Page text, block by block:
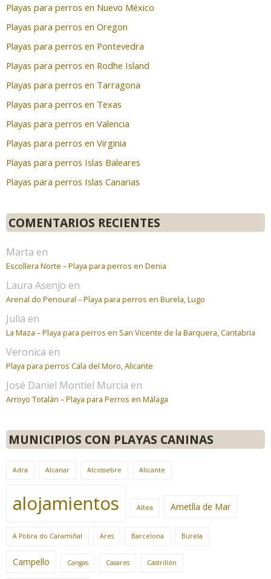
Playas para perros en Nuevo México
Playas para perros en Oregon
Playas para perros en Pontevedra
Playas para perros en Rodhe Island
Playas para perros en Tarragona
Playas para perros en Texas
Playas para perros en Valencia
Playas para perros en Virginia
Playas para perros Islas Baleares
Playas para perros Islas Canarias
COMENTARIOS RECIENTES
Marta en
Escollera Norte – Playa para perros en Denia
Laura Asenjo en
Arenal do Penoural – Playa para perros en Burela, Lugo
Julia en
La Maza – Playa para perros en San Vicente de la Barquera, Cantabria
Veronica en
Playa para perros Cala del Moro, Alicante
José Daniel Montiel Murcia en
Arroyo Totalán – Playa para Perros en Málaga
MUNICIPIOS CON PLAYAS CANINAS
Adra Alcanar Alcossebre Alicante
alojamientos Altea Ametlla de Mar
A Pobra do Caramiñal Ares Barcelona Burela
Campello Cangas Casares Castrillón